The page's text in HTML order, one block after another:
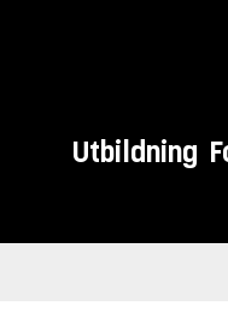
Utbildning